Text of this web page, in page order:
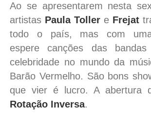
Ao se apresentarem nesta
artistas Paula Toller e Frejat
todo o país, mas com
espere canções das
celebridade no mundo da
Barão Vermelho. São bons
que vier é lucro. A abertura
Rotação Inversa.